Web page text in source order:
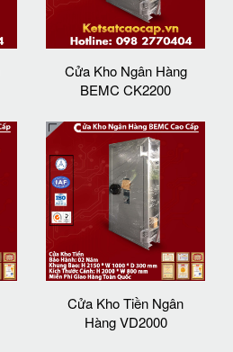
Cửa Kho Ngân Hàng
BEMC CK2200
Cửa Kho Tiền Ngân
Hàng VD2000